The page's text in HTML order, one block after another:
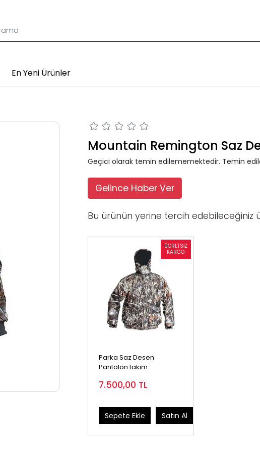
En Yeni Ürünler
Mountain Remington Saz
Geçici olarak temin edilememektedir. Temin
Gelince Haber Ver
Bu ürünün yerine tercih edebileceğiniz
Parka Saz Desen
Pantolon takım
7.500,00 TL
Sepete Ekle Satın Al